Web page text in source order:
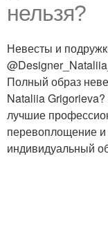
нельзя?
Невесты и
Полный образ
Nataliia
лучшие
перевоплощение и
индивидуальный